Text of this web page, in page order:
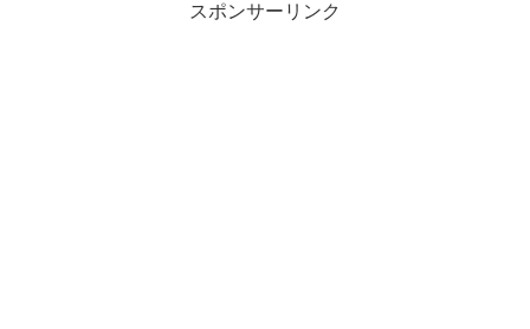
スポンサーリンク